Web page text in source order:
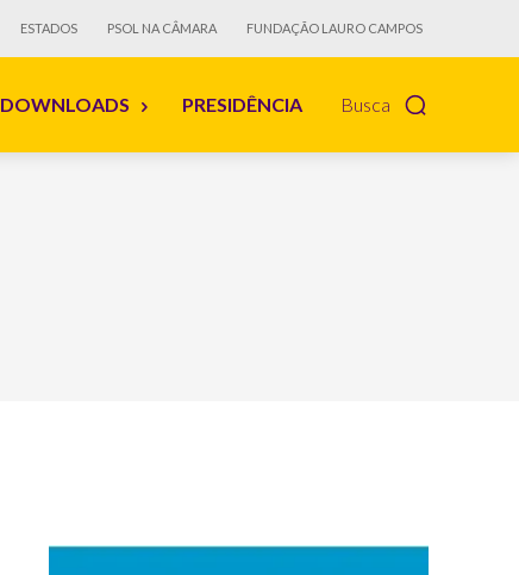
ESTADOS PSOL NA CÂMARA FUNDAÇÃO LAURO CAMPOS
Busca
DOWNLOADS PRESIDÊNCIA